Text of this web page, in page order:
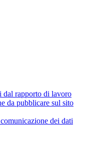
dal rapporto di lavoro
da pubblicare sul sito
dei dati